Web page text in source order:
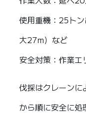
使用重機：25ト
大27m）など
安全対策：作業
伐採はクレーンに
から順に安全に処